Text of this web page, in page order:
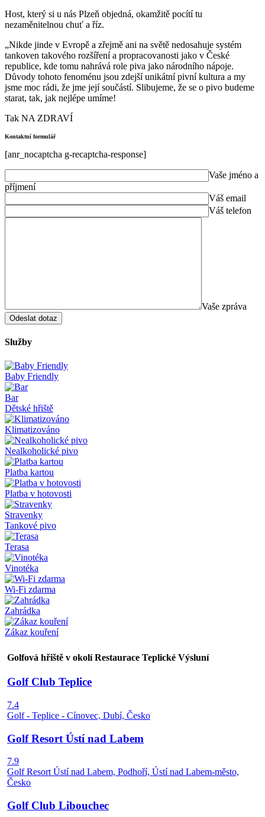
Host, který si u nás Plzeň objedná, okamžitě pocítí tu
nezaměnitelnou chuť a říz.
„Nikde jinde v Evropě a zřejmě ani na světě nedosahuje systém
tankoven takového rozšíření a propracovanosti jako v České
republice, kde tomu nahrává role piva jako národního nápoje.
Důvody tohoto fenoménu jsou zdejší unikátní pivní kultura a my
jsme moc rádi, že jme její součástí. Slibujeme, že se o pivo budeme
starat, tak, jak nejlépe umíme!
Tak NA ZDRAVÍ
Kontaktní formulář
[anr_nocaptcha g-recaptcha-response]
Vaše jméno a
příjmení
Váš email
Váš telefon
Vaše zpráva
Služby
Baby Friendly
Bar
Dětské hřiště
Klimatizováno
Nealkoholické pivo
Platba kartou
Platba v hotovosti
Stravenky
Tankové pivo
Terasa
Vinotéka
Wi-Fi zdarma
Zahrádka
Zákaz kouření
Golfová hřiště v okolí Restaurace Teplické Výsluní
Golf Club Teplice
7.4
Golf - Teplice - Cínovec, Dubí, Česko
Golf Resort Ústí nad Labem
7.9
Golf Resort Ústí nad Labem, Podhoří, Ústí nad Labem-město,
Česko
Golf Club Libouchec